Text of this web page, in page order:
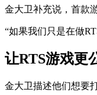
金大卫补充说，首款
“如果我们只是在做
让RTS游戏更
金大卫描述他们想要